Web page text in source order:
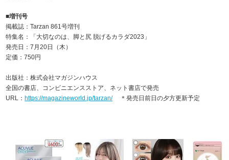
■増刊号
掲載誌：Tarzan 861号増刊
特集名：「大切なのは、脚と尻 脱げるカラダ2023」
発売日：7月20日（木）
定価：750円
出版社：株式会社マガジンハウス
全国の書店、コンビニエンスストア、ネット書店で発売
URL： https://magazineworld.jp/tarzan/＊発売日前日の夕方更新予定